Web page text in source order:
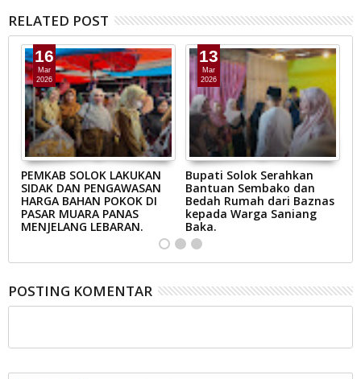
RELATED POST
16
Mar
2026
PEMKAB SOLOK LAKUKAN
SIDAK DAN PENGAWASAN
HARGA BAHAN POKOK DI
PASAR MUARA PANAS
MENJELANG LEBARAN.
13
Mar
2026
Bupati Solok Serahkan
Bantuan Sembako dan
Bedah Rumah dari Baznas
kepada Warga Saniang
Baka.
POSTING KOMENTAR